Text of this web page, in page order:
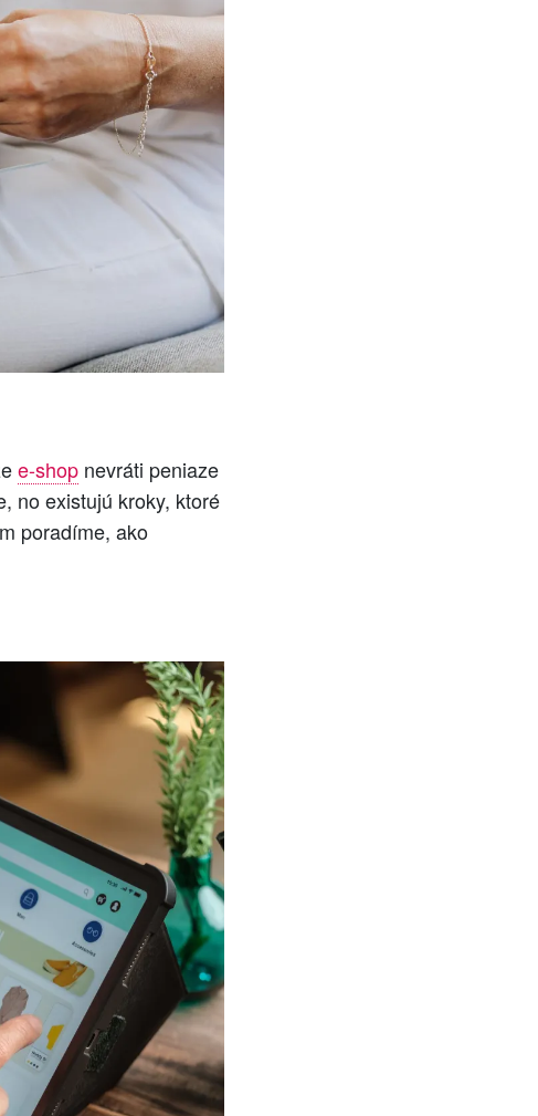
e-shop nevráti peniaze
no existujú kroky, ktoré
poradíme, ako